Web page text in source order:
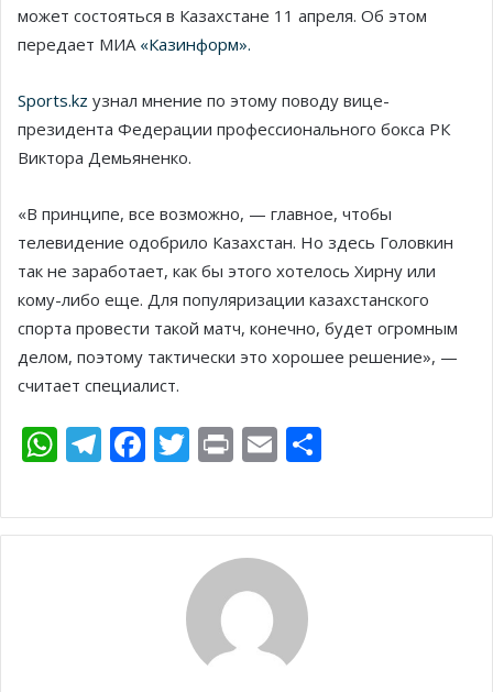
может состояться в Казахстане 11 апреля. Об этом
передает МИА «Казинформ».
Sports.kz узнал мнение по этому поводу вице-
президента Федерации профессионального бокса РК
Виктора Демьяненко.
«В принципе, все возможно, — главное, чтобы
телевидение одобрило Казахстан. Но здесь Головкин
так не заработает, как бы этого хотелось Хирну или
кому-либо еще. Для популяризации казахстанского
спорта провести такой матч, конечно, будет огромным
делом, поэтому тактически это хорошее решение», —
считает специалист.
W
at
s
T
e
gr
F
e
b
T
itt
er
Pr
t
E
ai
l
п
р